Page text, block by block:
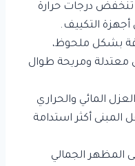
تنخفض درجات حرارة
أجهزة التكييف.
بشكل ملحوظ،
معتدلة ومريحة طوال
المائي والحراري
أكثر استدامة
المظهر الجمالي